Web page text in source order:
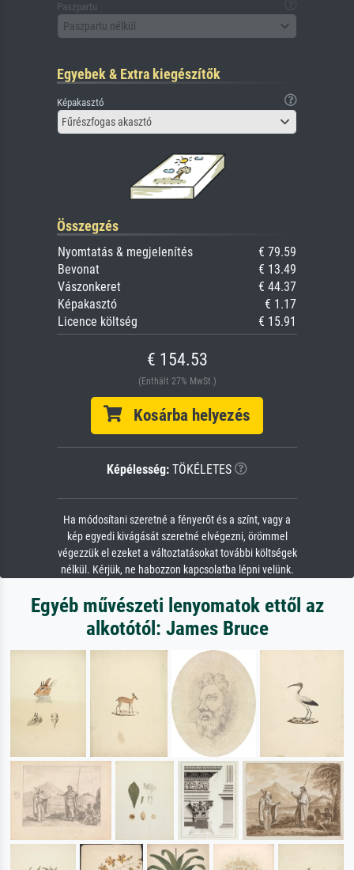
Paszpartu
Paszpartu nélkül
Egyebek & Extra kiegészítők
Képakasztó
Fűrészfogas akasztó
Összegzés
Nyomtatás & megjelenítés
€ 79.59
Bevonat
€ 13.49
Vászonkeret
€ 44.37
Képakasztó
€ 1.17
Licence költség
€ 15.91
€ 154.53
(Enthält 27% MwSt.)
Kosárba helyezés
Képélesség: TÖKÉLETES
Ha módosítani szeretné a fényerőt és a színt, vagy a
kép egyedi kivágását szeretné elvégezni, örömmel
végezzük el ezeket a változtatásokat további költségek
nélkül. Kérjük, ne habozzon kapcsolatba lépni velünk.
Egyéb művészeti lenyomatok ettől az
alkotótól: James Bruce